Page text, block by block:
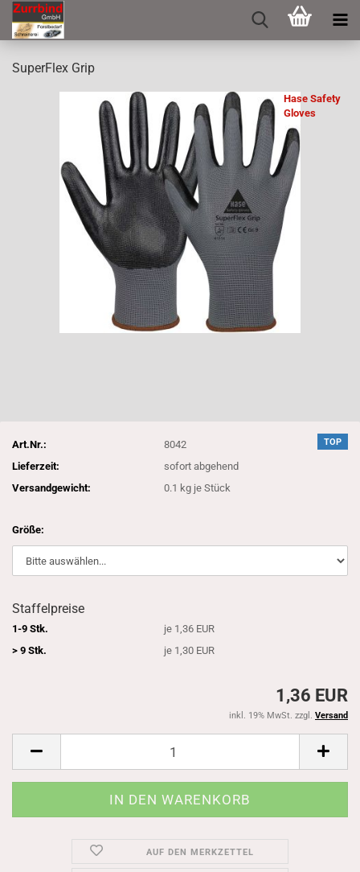
Su­per­Flex Grip
Hase Safety
Gloves
TOP
Art.Nr.:
8042
Lieferzeit:
sofort abgehend
Versandgewicht:
0.1 kg je Stück
Größe:
Staffelpreise
1-9 Stk.
je 1,36 EUR
> 9 Stk.
je 1,30 EUR
1,36 EUR
inkl. 19% MwSt. zzgl. Versand
AUF DEN MERKZETTEL